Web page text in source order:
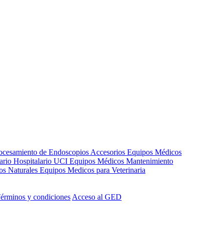
de Endoscopios Accesorios Equipos Médicos
Hospitalario UCI Equipos Médicos Mantenimiento
Naturales Equipos Medicos para Veterinaria
y condiciones Acceso al GED